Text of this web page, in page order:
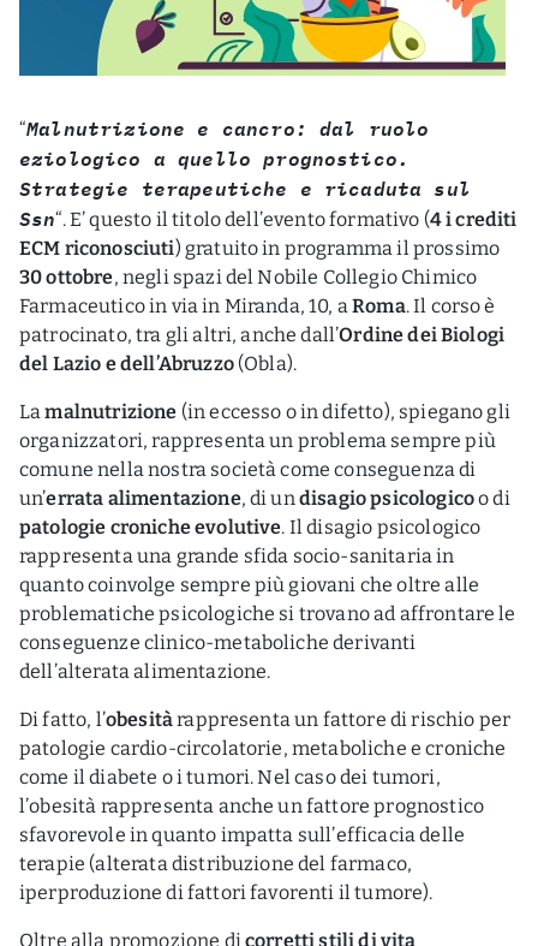
“Malnutrizione e cancro: dal ruolo
eziologico a quello prognostico.
Strategie terapeutiche e ricaduta sul
Ssn“. E’ questo il titolo dell’evento formativo (4 i crediti
ECM riconosciuti) gratuito in programma il prossimo
30 ottobre, negli spazi del Nobile Collegio Chimico
Farmaceutico in via in Miranda, 10, aRoma. Il corso è
patrocinato, tra gli altri, anche dall’Ordine dei Biologi
del Lazio e dell’Abruzzo(Obla).
Lamalnutrizione (in eccesso o in difetto), spiegano gli
organizzatori, rappresenta un problema sempre più
comune nella nostra società come conseguenza di
un’errata alimentazione, di undisagio psicologicoo di
patologie croniche evolutive. Il disagio psicologico
rappresenta una grande sfida socio-sanitaria in
quanto coinvolge sempre più giovani che oltre alle
problematiche psicologiche si trovano ad affrontare le
conseguenze clinico-metaboliche derivanti
dell’alterata alimentazione.
Di fatto, l’obesitàrappresenta un fattore di rischio per
patologie cardio-circolatorie, metaboliche e croniche
come il diabete o i tumori. Nel caso dei tumori,
l’obesità rappresenta anche un fattore prognostico
sfavorevole in quanto impatta sull’efficacia delle
terapie (alterata distribuzione del farmaco,
iperproduzione di fattori favorenti il tumore).
Oltre alla promozione di corretti stili di vita